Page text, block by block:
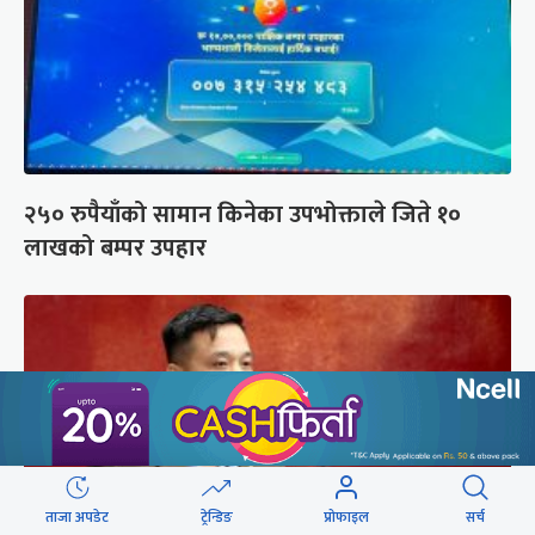
२५० रुपैयाँको सामान किनेका उपभोक्ताले जिते १०
लाखको बम्पर उपहार
ताजा अपडेट ट्रेन्डिङ प्रोफाइल सर्च